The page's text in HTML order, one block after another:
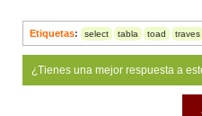
Etiquetas: select tabla toad traves
¿Tienes una mejor respuesta a